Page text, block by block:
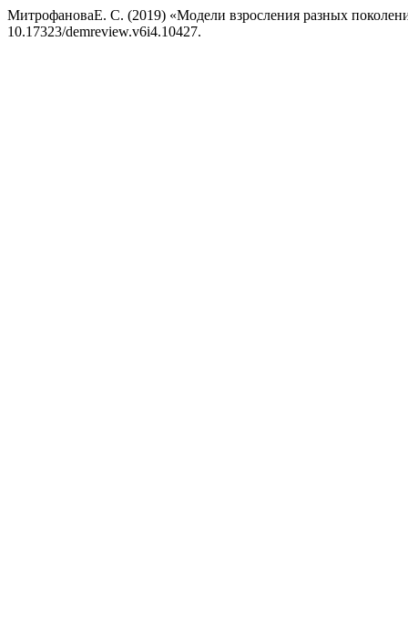
МитрофановаЕ. С. (2019) «Модели взросления разных
10.17323/demreview.v6i4.10427.